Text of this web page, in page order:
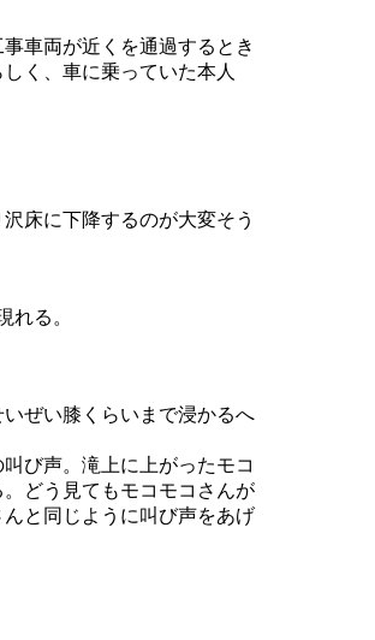
車両が近くを通過するとき
く、車に乗っていた本人
床に下降するのが大変そう
れる。
ぜい膝くらいまで浸かるへ
び声。滝上に上がったモコ
どう見てもモコモコさんが
と同じように叫び声をあげ